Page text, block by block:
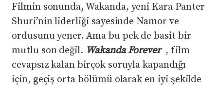
Filmin sonunda, Wakanda, yeni Kara Panter
Shuri’nin liderliği sayesinde Namor ve
ordusunu yener. Ama bu pek de basit bir
mutlu son değil. Wakanda Forever, film
cevapsız kalan birçok soruyla kapandığı
için, geçiş orta bölümü olarak en iyi şekilde